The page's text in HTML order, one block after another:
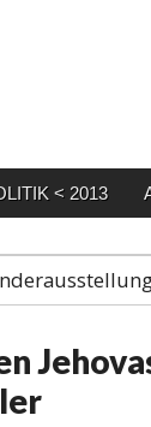
< 2013